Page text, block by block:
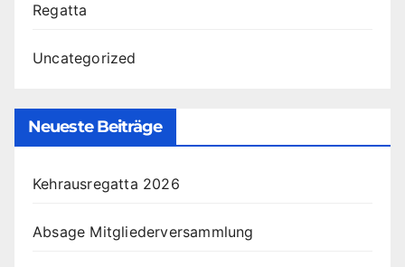
Regatta
Uncategorized
Neueste Beiträge
Kehrausregatta 2026
Absage Mitgliederversammlung